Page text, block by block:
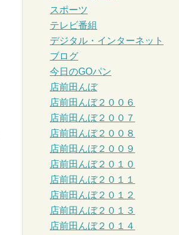
スポーツ
テレビ番組
デジタル・インターネット
ブログ
今日のGOパン
店前田んぼ
店前田んぼ２００６
店前田んぼ２００７
店前田んぼ２００８
店前田んぼ２００９
店前田んぼ２０１０
店前田んぼ２０１１
店前田んぼ２０１２
店前田んぼ２０１３
店前田んぼ２０１４